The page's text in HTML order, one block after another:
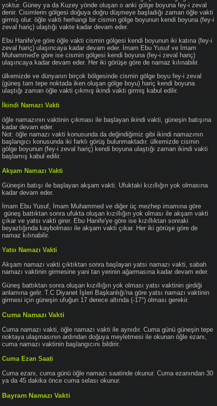
yoktur. Güney ya da Kuzey yönde oluşan o anki gölge boyuna fey-i zeval
denir. Cisimlerin gölgesi doğuya doğru düşmeye başladığı zaman öğle vakti
girmiş olur. öğle vakti herhangi bir cismin gölge boyunun kendi boyuna (fey-i
zeval hariç) ulaştığı vakte kadar devam eder.
Ebu Hanife'ye göre öğle vakti cismin gölgesi kendi boyunun iki katına (fey-i
zeval hariç) ulaşıncaya kadar devam eder. İmam Ebu Yusuf ve İmam
Muhammed'e göre ise cismin gölgesi kendi boyuna (fey-i zeval hariç)
ulaşıncaya kadar devam eder. Her iki görüşe göre de namaz kılınabilir.
ülkemizde ve dünyanın birçok bölgesinde cismin gölge boyu fey-i zeval
(güneş tam tepe noktada iken oluşan gölge boyu) hariç kendi boyuna
ulaştığı zaman öğle vakti çıkmış ikindi vakti girmiş kabul edilir.
İkindi Namazı Vakti
öğle namazının vaktinin çıkması ile başlayan ikindi vakti, güneşin batışına
kadar devam eder.
Not: öğle namazı vakti konusunda da değindiğimiz gibi ikindi namazının
başlangıcı konusunda iki farklı görüş bulunmaktadır. ülkemizde cismin
gölge boyunun (fey-i zeval hariç) kendi boyuna ulaştığı zaman ikindi vakti
başlamış kabul edilir.
Akşam Namazı Vakti
Güneşin batışı ile başlayan akşam vakti. Ufuktaki kızıllığın yok olmasına
kadar devam eder.
İmam Ebu Yusuf, İmam Muhammed ve diğer üç mezhep imamına göre
güneş battıktan sonra ufukta oluşan kızıllığın yok olması ile akşam vakti
çıkar ve yatsı vakti girer. Ebu Hanife'ye göre ise kızıllıktan sonraki
beyazlığında kaybolması ile akşam vakti çıkar. Her iki görüşe göre de
namaz kılınabilir.
Yatsı Namazı Vakti
Akşam namazı vakti çıktıktan sonra başlayan yatsı namazı vakti, sabah
namazı vaktinin girmesine yani tan yerinin ağarmasına kadar devam eder.
Güneş battıktan sonra oluşan kızıllığın yok olması yatsı vaktinin girdiği
anlamına gelir. T.C Diyanet İşleri Başkanlığı'na göre yatsı namazı vaktinin
girmesi için güneşin ufuğun 17 derece altında (-17°) olması gerekir.
Cuma Namazı Vakti
Cuma namazı vakti, öğle namazı vakti ile aynıdır. Cuma günü güneşin tepe
noktaya ulaşmasının ardından doğuya meyletmesi ile okunan öğle ezanı,
cuma namazı vaktinin başlangıcını bildirir.
Cuma Ezan Saati
Cuma ezanı, cuma günü öğle namazı saatinde okunur. Cuma ezanından 30
ya da 45 dakika önce cuma selası okunur.
Bayram Namazı Vakti